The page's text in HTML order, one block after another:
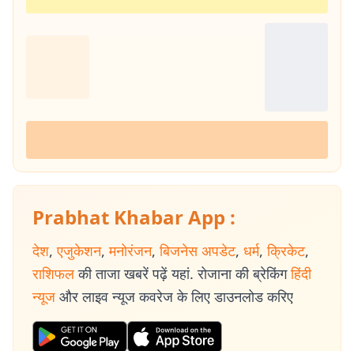
Prabhat Khabar App :
देश, एजुकेशन, मनोरंजन, बिजनेस अपडेट, धर्म, क्रिकेट,
राशिफल की ताजा खबरें पढ़ें यहां. रोजाना की ब्रेकिंग हिंदी
न्यूज और लाइव न्यूज कवरेज के लिए डाउनलोड करिए